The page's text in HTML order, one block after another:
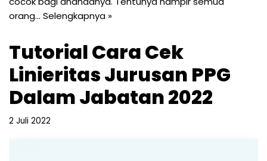
orang… Selengkapnya »
Tutorial Cara Cek
Linieritas Jurusan PPG
Dalam Jabatan 2022
2 Juli 2022